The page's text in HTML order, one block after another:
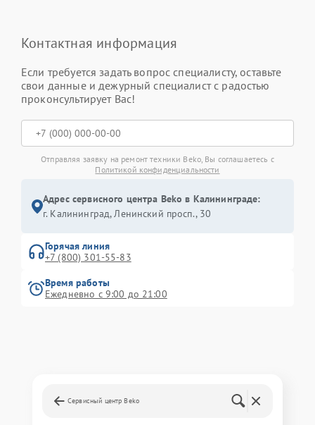
Контактная информация
Если требуется задать вопрос специалисту, оставьте
свои данные и дежурный специалист с радостью
проконсультирует Вас!
Отправляя заявку на ремонт техники Beko, Вы соглашаетесь с
Политикой конфиденциальности
Адрес сервисного центра Beko в Калининграде:
г. Калининград, Ленинский просп., 30
Горячая линия
+7 (800) 301-55-83
Время работы
Ежедневно с 9:00 до 21:00
Сервисный центр Beko